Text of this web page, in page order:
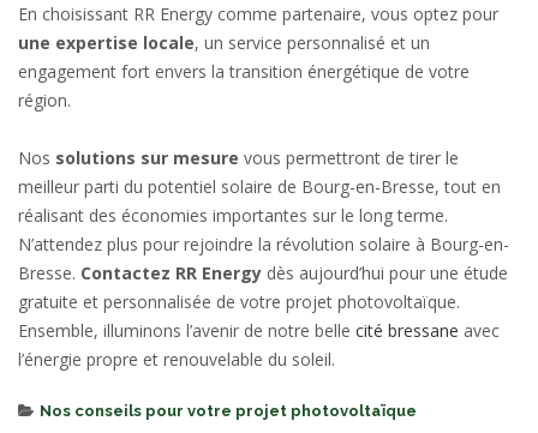
En choisissant RR Energy comme partenaire, vous optez pour
une expertise locale, un service personnalisé et un
engagement fort envers la transition énergétique de votre
région.
Nos solutions sur mesure vous permettront de tirer le
meilleur parti du potentiel solaire de Bourg-en-Bresse, tout en
réalisant des économies importantes sur le long terme.
N’attendez plus pour rejoindre la révolution solaire à Bourg-en-
Bresse. Contactez RR Energy dès aujourd’hui pour une étude
gratuite et personnalisée de votre projet photovoltaïque.
Ensemble, illuminons l’avenir de notre belle cité bressane avec
l’énergie propre et renouvelable du soleil.
Categories
Nos conseils pour votre projet photovoltaïque